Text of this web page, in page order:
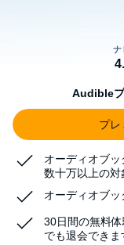
Audibleプ
プレ
オーディオブ
数十万以上の対
オーディオブッ
30日間の無料
でも退会できま